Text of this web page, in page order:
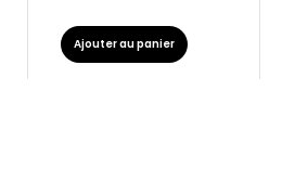
Ajouter au panier